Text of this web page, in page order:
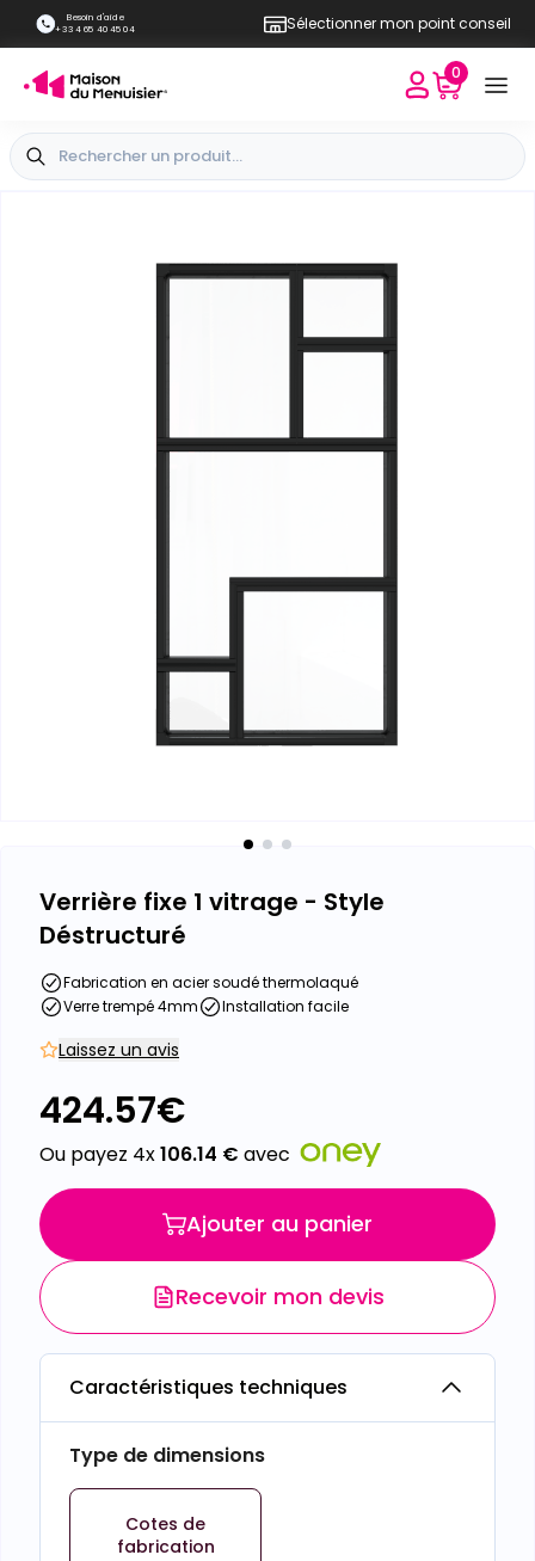
Besoin d'aide
+33 4 65 40 45 04
Sélectionner mon point conseil
0
Verrière fixe 1 vitrage - Style
Déstructuré
Fabrication en acier soudé thermolaqué
Verre trempé 4mm
Installation facile
Laissez un avis
424.57€
Ou payez 4x106.14 € avec
Ajouter au panier
Recevoir mon devis
Caractéristiques techniques
Type de dimensions
Cotes de
fabrication